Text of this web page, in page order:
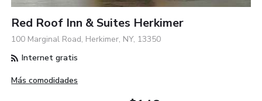
Red Roof Inn & Suites Herkimer
100 Marginal Road, Herkimer, NY, 13350
Internet gratis
Más comodidades